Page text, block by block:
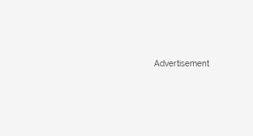
Advertisement